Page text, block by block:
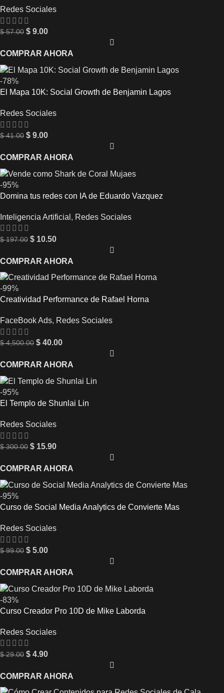
Redes Sociales
$57.00 $ 9.00
COMPRAR AHORA
-78%
El Mapa 10K: Social Growth de Benjamin Lagos
Redes Sociales
$41.00 $ 9.00
COMPRAR AHORA
-95%
Domina tus redes con IA de Eduardo Vazquez
Inteligencia Artificial , Redes Sociales
$197.00 $ 10.50
COMPRAR AHORA
-99%
Creatividad Performance de Rafael Horna
FaceBook Ads, Redes Sociales
$4,500.00 $ 40.00
COMPRAR AHORA
-95%
El Templo de Shunlai Lin
Redes Sociales
$300.00 $ 15.90
COMPRAR AHORA
-95%
Curso de Social Media Analytics de Convierte Mas
Redes Sociales
$99.00 $ 5.00
COMPRAR AHORA
-83%
Curso Creador Pro 10D de Mike Laborda
Redes Sociales
$29.00 $ 4.90
COMPRAR AHORA